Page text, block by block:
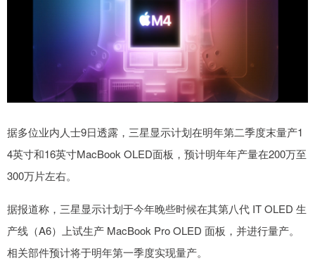
据多位业内人士9日透露，三星显示计划在明年第二季度末量产1
4英寸和16英寸MacBook OLED面板，预计明年年产量在200万至
300万片左右。
据报道称，三星显示计划于今年晚些时候在其第八代 IT OLED 生
产线（A6）上试生产 MacBook Pro OLED 面板，并进行量产。
相关部件预计将于明年第一季度实现量产。